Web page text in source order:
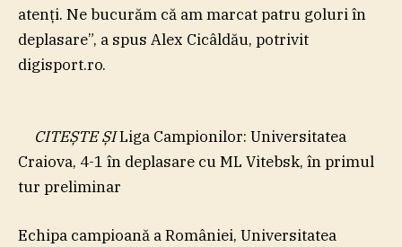
atenţi. Ne bucurăm că am marcat patru goluri în
deplasare”, a spus Alex Cicâldău, potrivit
digisport.ro.
CITEȘTE ȘILiga Campionilor: Universitatea
Craiova, 4-1 în deplasare cu ML Vitebsk, în primul
tur preliminar
Echipa campioană a României, Universitatea